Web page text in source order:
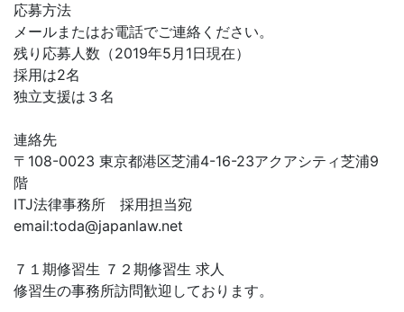
応募方法
メールまたはお電話でご連絡ください。
残り応募人数（2019年5月1日現在）
採用は2名
独立支援は３名
連絡先
〒108-0023 東京都港区芝浦4-16-23アクアシティ芝浦9
階
ITJ法律事務所 採用担当宛
email:toda@japanlaw.net
７１期修習生 ７２期修習生 求人
修習生の事務所訪問歓迎しております。